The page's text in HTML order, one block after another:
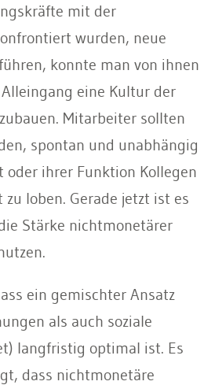
mit der
wurden, neue
konnte man von ihnen
eine Kultur der
Mitarbeiter sollten
spontan und unabhängig
oder ihrer Funktion Kollegen
loben. Gerade jetzt ist es
Stärke nichtmonetärer
ein gemischter Ansatz
als auch soziale
langfristig optimal ist. Es
dass nichtmonetäre